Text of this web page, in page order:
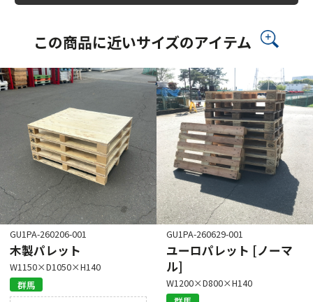
この商品に近いサイズのアイテム
GU1PA-260206-001
木製パレット
W1150×D1050×H140
群馬
GU1PA-260629-001
ユーロパレット [ノーマ
ル]
W1200×D800×H140